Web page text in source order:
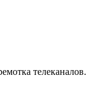
телеканалов.